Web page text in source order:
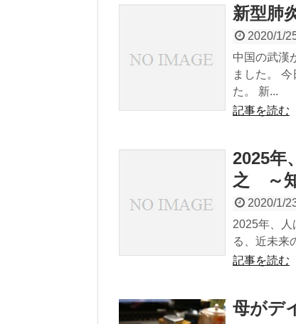
新型肺
2020/1/
中国の武漢
ました。
た。 新...
記事を読む
2025年
之 ～
2020/1/
2025年、
る、近未来
記事を読む
母がデ